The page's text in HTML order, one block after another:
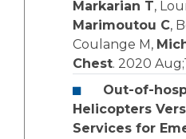
Markarian T,
Marimoutou C,
Coulange M,
Chest. 2020
Out-of-
Helicopters
Services for